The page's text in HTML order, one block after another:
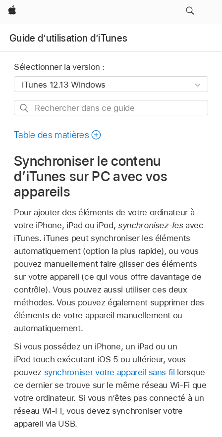
Apple
Guide d’utilisation d’iTunes
Sélectionner la version :
Rechercher
ce
Table des matières
Synchroniser le contenu
d’iTunes sur PC avec vos
appareils
Pour ajouter des éléments de votre ordinateur à
votre iPhone, iPad ou iPod, synchronisez-lesavec
iTunes. iTunes peut synchroniser les éléments
automatiquement (option la plus rapide), ou vous
pouvez manuellement faire glisser des éléments
sur votre appareil (ce qui vous offre davantage de
contrôle). Vous pouvez aussi utiliser ces deux
méthodes. Vous pouvez également supprimer des
éléments de votre appareil manuellement ou
automatiquement.
Si vous possédez un iPhone, un iPad ou un
iPod touch exécutant iOS 5 ou ultérieur, vous
pouvez synchroniser votre appareil sans fil lorsque
ce dernier se trouve sur le même réseau Wi-Fi que
votre ordinateur. Si vous n’êtes pas connecté à un
réseau Wi-Fi, vous devez synchroniser votre
appareil via USB.